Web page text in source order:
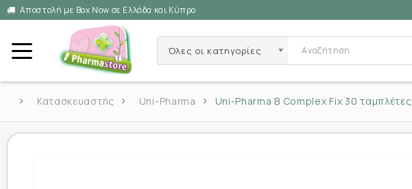
Αποστολή με Box Now σε Ελλάδα και Κύπρο
Όλες οι κατηγορίες
Κατασκευαστής Uni-Pharma Uni-Pharma B Complex Fix 30 ταμπλέτες